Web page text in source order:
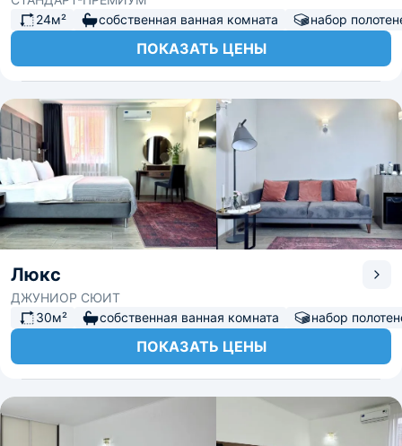
24м²
собственная ванная комната набор
ПОКАЗАТЬ ЦЕНЫ
Люкс
ДЖУНИОР СЮИТ
30м²
собственная ванная комната набор
ПОКАЗАТЬ ЦЕНЫ